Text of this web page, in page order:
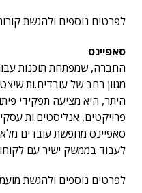
לפרטים נוספים ולהגשת
סאפיינס
החברה, שמפתחת תוכנות
מגוון רחב של עובדים.ות
פרויקטים, אנליסטים.ות
סאפיינס מחפשת עובדים מלאי
לעבוד בממשק ישיר עם
לפרטים נוספים ולהגשת